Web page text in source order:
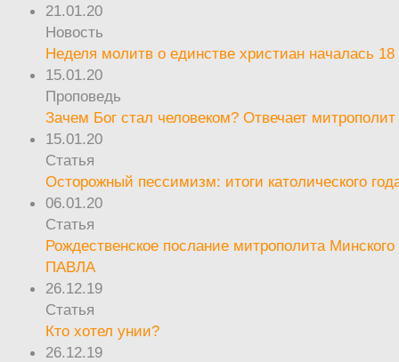
21.01.20
Новость
Неделя молитв о единстве христиан началась 18
15.01.20
Проповедь
Зачем Бог стал человеком? Отвечает
15.01.20
Статья
Осторожный пессимизм: итоги католического
06.01.20
Статья
Рождественское послание митрополита Минского
ПАВЛА
26.12.19
Статья
Кто хотел унии?
26.12.19